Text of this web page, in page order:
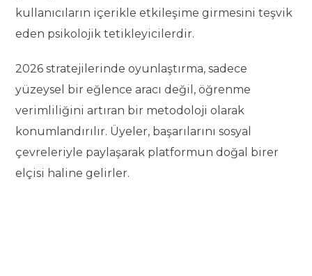
kullanıcıların içerikle etkileşime girmesini teşvik
eden psikolojik tetikleyicilerdir.
2026 stratejilerinde oyunlaştırma, sadece
yüzeysel bir eğlence aracı değil, öğrenme
verimliliğini artıran bir metodoloji olarak
konumlandırılır. Üyeler, başarılarını sosyal
çevreleriyle paylaşarak platformun doğal birer
elçisi haline gelirler.